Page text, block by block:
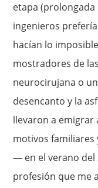
etapa (prolongada
ingenieros
hacían lo
mostradores de
neurocirujana o
desencanto y la
llevaron a emigrar
motivos familiares
— en el verano del
profesión que me